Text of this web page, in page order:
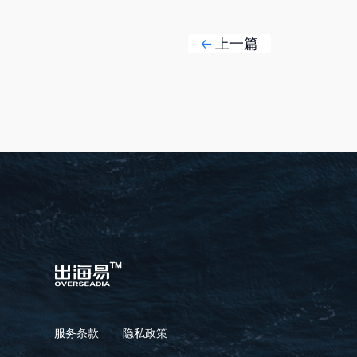
上一篇
服务条款 隐私政策